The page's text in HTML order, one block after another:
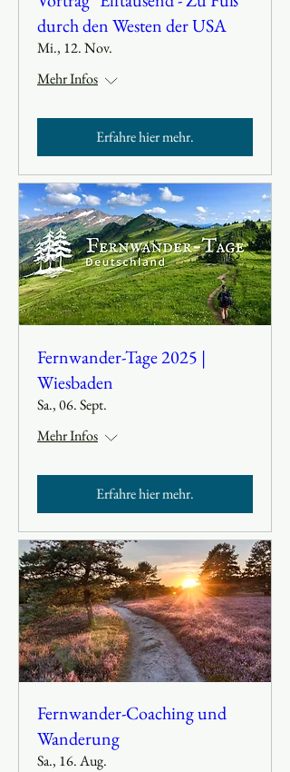
durch den Westen der USA
Mi., 12. Nov.
Mehr Infos
Erfahre hier mehr.
Fernwander-Tage 2025 |
Wiesbaden
Sa., 06. Sept.
Mehr Infos
Erfahre hier mehr.
Fernwander-Coaching und
Wanderung
Sa., 16. Aug.